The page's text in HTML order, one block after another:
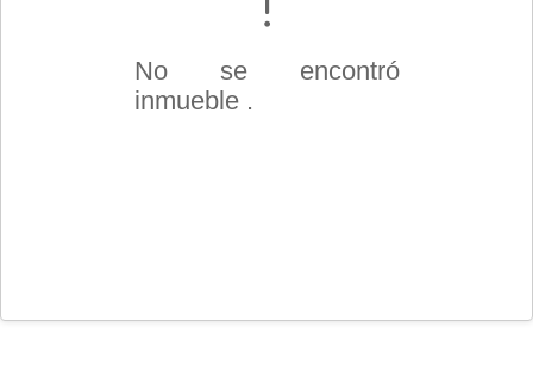
No se encontró
inmueble .